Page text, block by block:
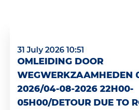
31 July 2026 10:51
OMLEIDING DOOR
WEGWERKZAAMHEDEN
2026/04-08-2026 22H00-
05H00/DETOUR DUE TO